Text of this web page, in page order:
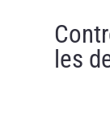
les